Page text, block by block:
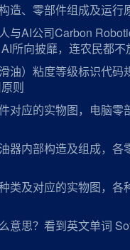
造、零部件组成及运行
与AI公司Carbon
所向披靡，连农民都不
油）粘度等级标识代码
则
对应的实物图，电脑零
器内部构造及组成，各
类及对应的实物图，各
意思？看到英文单词